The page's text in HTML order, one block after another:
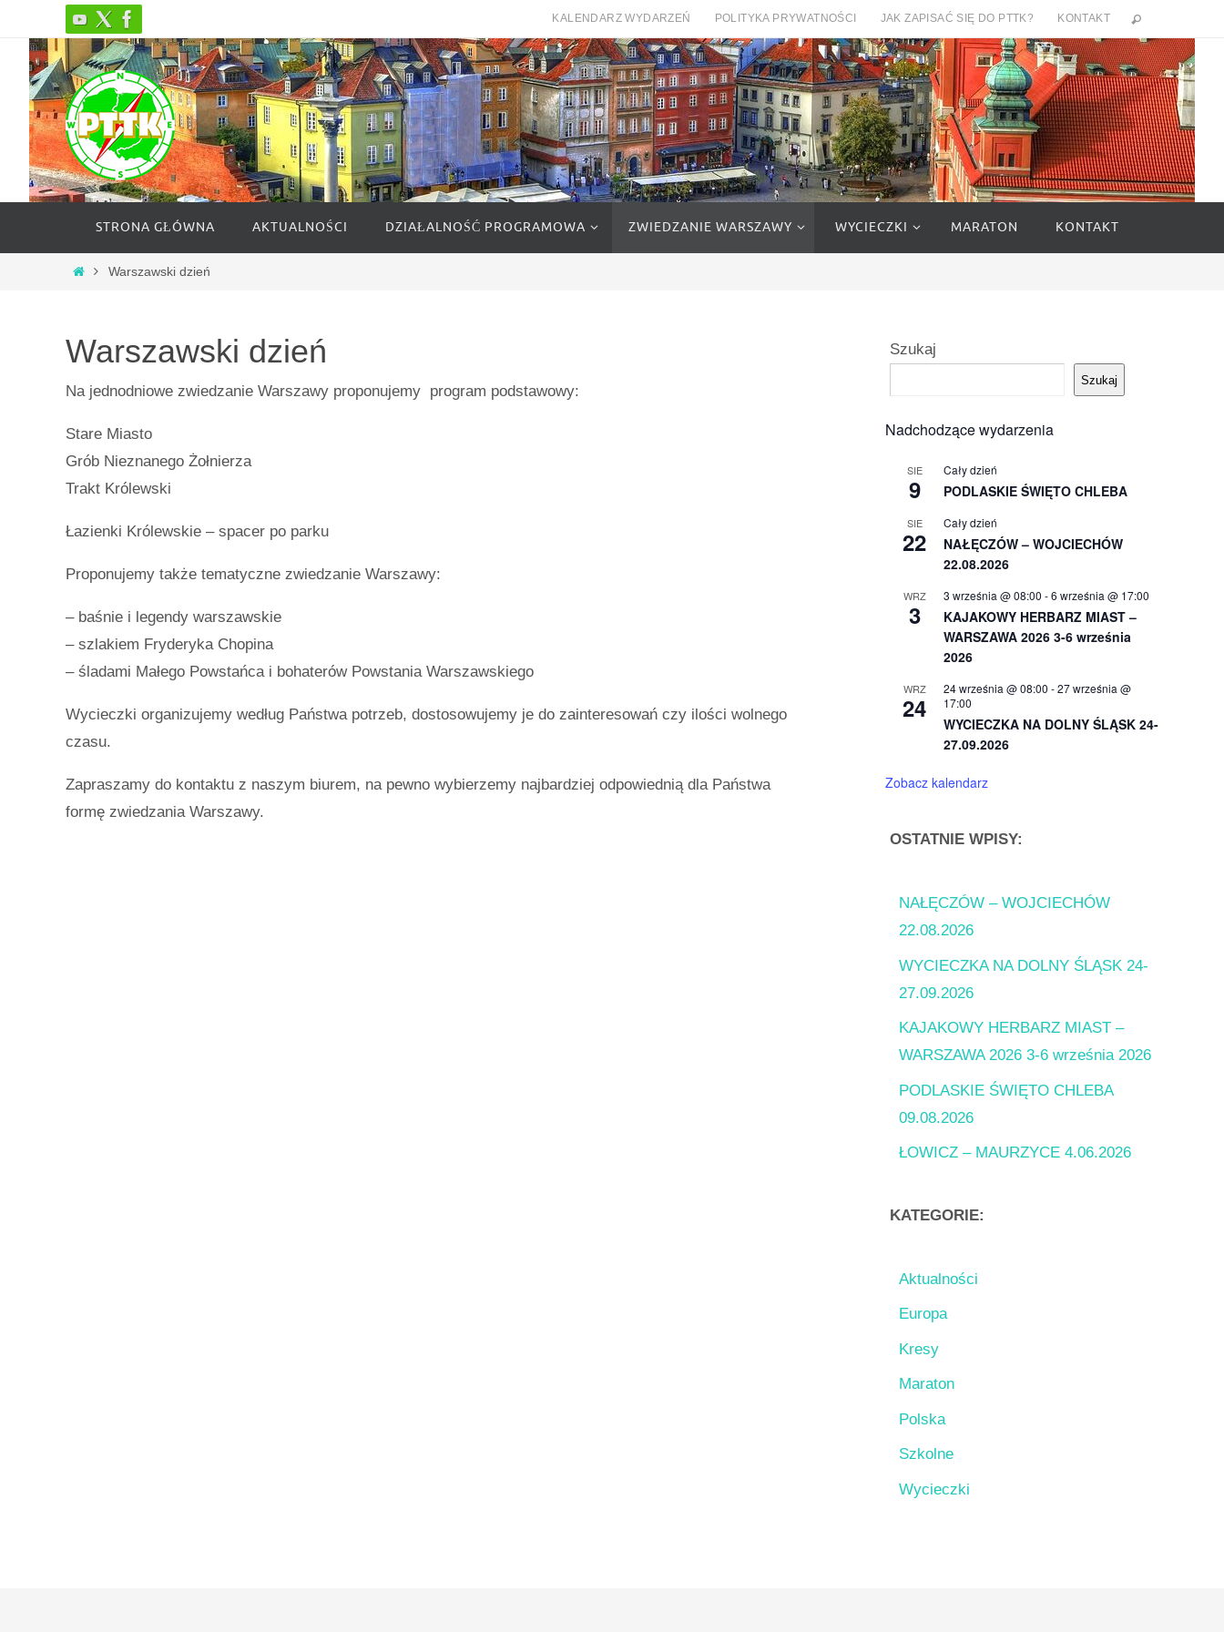
treści
KALENDARZ WYDARZEŃ POLITYKA PRYWATNOŚCI JAK ZAPISAĆ SIĘ DO PTTK? KONTAKT
treści
STRONA GŁÓWNA AKTUALNOŚCI DZIAŁALNOŚĆ PROGRAMOWA ZWIEDZANIE WARSZAWY WYCIECZKI MARATON KONTAKT
StronaWarszawski dzień
Warszawski dzień
Na jednodniowe zwiedzanie Warszawy proponujemy program podstawowy:
Stare Miasto
Grób Nieznanego Żołnierza
Trakt Królewski
Łazienki Królewskie – spacer po parku
Proponujemy także tematyczne zwiedzanie Warszawy:
– baśnie i legendy warszawskie
– szlakiem Fryderyka Chopina
– śladami Małego Powstańca i bohaterów Powstania Warszawskiego
Wycieczki organizujemy według Państwa potrzeb, dostosowujemy je do zainteresowań czy ilości wolnego
czasu.
Zapraszamy do kontaktu z naszym biurem, na pewno wybierzemy najbardziej odpowiednią dla Państwa
formę zwiedzania Warszawy.
Szukaj
Szukaj
Nadchodzące wydarzenia
SIE
9
Cały dzień
PODLASKIE ŚWIĘTO CHLEBA
SIE
22
Cały dzień
NAŁĘCZÓW – WOJCIECHÓW
22.08.2026
WRZ
3
3 września @ 08:00 -6 września @ 17:00
KAJAKOWY HERBARZ MIAST –
WARSZAWA 2026 3-6 września
2026
WRZ
24
24 września @ 08:00 -27 września @
17:00
WYCIECZKA NA DOLNY ŚLĄSK 24-
27.09.2026
Zobacz kalendarz
OSTATNIE WPISY:
NAŁĘCZÓW – WOJCIECHÓW
22.08.2026
WYCIECZKA NA DOLNY ŚLĄSK 24-
27.09.2026
KAJAKOWY HERBARZ MIAST –
WARSZAWA 2026 3-6 września 2026
PODLASKIE ŚWIĘTO CHLEBA
09.08.2026
ŁOWICZ – MAURZYCE 4.06.2026
KATEGORIE:
Aktualności
Europa
Kresy
Maraton
Polska
Szkolne
Wycieczki